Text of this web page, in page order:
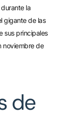
la
gigante de las
sus principales
noviembre de
de